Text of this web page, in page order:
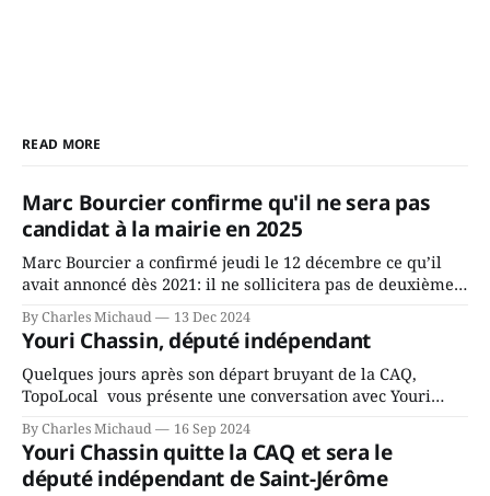
READ MORE
Marc Bourcier confirme qu'il ne sera pas
candidat à la mairie en 2025
Marc Bourcier a confirmé jeudi le 12 décembre ce qu’il
avait annoncé dès 2021: il ne sollicitera pas de deuxième
mandat à titre de maire de Saint-Jérôme. Bourcier en a
fait l’annonce en s’adressant aux employés de la ville,
rassemblés en soirée pour leur traditionnel souper
By Charles Michaud 13 Dec 2024
Youri Chassin, député indépendant
Quelques jours après son départ bruyant de la CAQ,
TopoLocal vous présente une conversation avec Youri
Chassin. Nous avons causé de sa décision. Y songeait-il
depuis longtemps? Sera-t-il candidat indépendant dans 2
ans? Joindrait-il un autre parti, par exemple les
conservateurs d’Éric Duhaime? Que lui
By Charles Michaud 16 Sep 2024
Youri Chassin quitte la CAQ et sera le
député indépendant de Saint-Jérôme